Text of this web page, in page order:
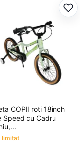
COPII roti 18inch
Speed cu Cadru
limitat